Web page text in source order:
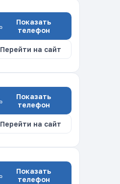
Показать
телефон
Перейти на сайт
Показать
телефон
Перейти на сайт
Показать
телефон